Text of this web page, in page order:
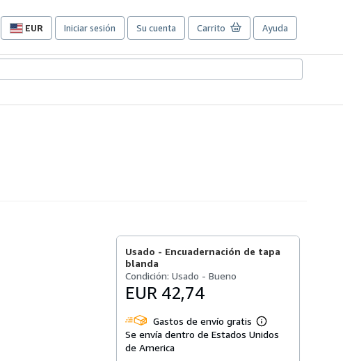
EUR
Preferencias
compra
sitio.
Iniciar sesión Su cuenta Carrito Ayuda
Usado - Encuadernación de tapa
blanda
Condición: Usado - Bueno
EUR 42,74
Gastos de envío gratis
Más
información
Se envía dentro de Estados Unidos
de America